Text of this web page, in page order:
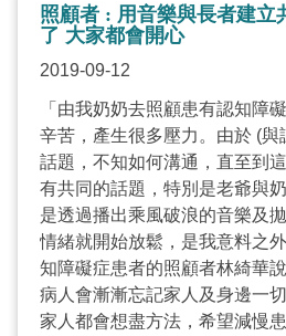
照顧者 : 用音樂與長者建立
了 大家都會開心
2019-09-12
「由我奶奶去照顧患有認知障
辛苦，產生很多壓力。由於 (
話題，不知如何溝通，直至到
有共同的話題，特別是老爺與
是透過播出乘風破浪的音樂及
情緒就開始放鬆，是我意料之
知障礙症患者的照顧者林綺華
病人會漸漸忘記家人及身邊一
家人都會想盡方法，希望減慢